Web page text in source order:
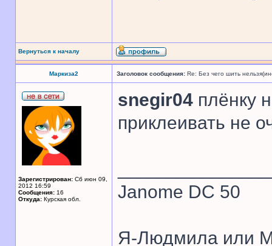
Вернуться к началу
Маркиза2 Заголовок сообщения: Re: Без чего шить
Зарегистрирован: Сб июн 09,
2012 16:59
Сообщения: 16
Откуда: Курская обл.
snegir04 плёнку
приклеивать не
Janome DC 50
Я-Людмила или